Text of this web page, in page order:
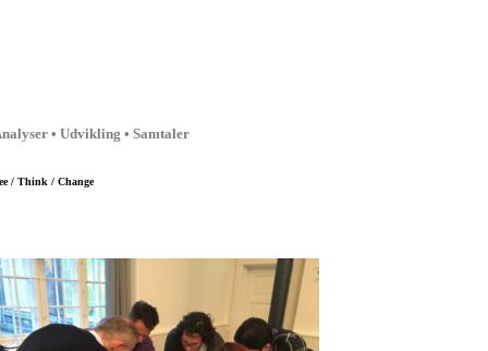
• Udvikling • Samtaler
/ Think / Change